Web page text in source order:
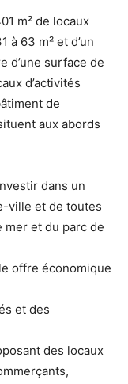
m² de locaux
à 63 m² et d’un
d’une surface de
d’activités
de
aux abords
dans un
ville et de toutes
mer et du parc de
offre économique
et des
des locaux